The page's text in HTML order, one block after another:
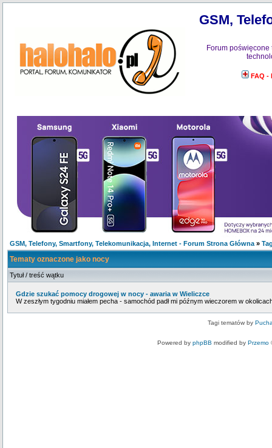
GSM,
Forum
FAQ -
GSM, Telefony, Smartfony, Telekomunikacja, Internet - Forum Strona Główna »
Tematy oznaczone jako nocy
Tytuł / treść wątku
Gdzie szukać pomocy drogowej w nocy - awaria w Wieliczce
W zeszłym tygodniu miałem pecha - samochód padł mi późnym wieczorem w
Tagi tematów by
Powered by phpBB modified by Przemo